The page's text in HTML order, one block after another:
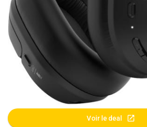
Voir le deal